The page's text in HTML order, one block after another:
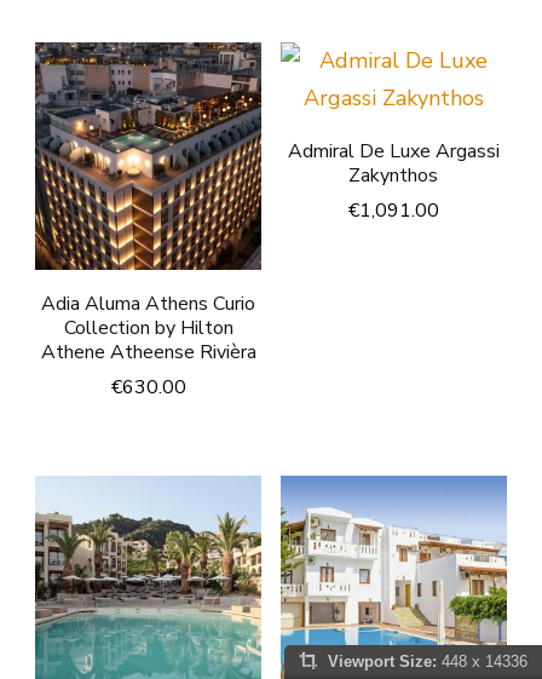
Adia Aluma Athens Curio
Collection by Hilton
Athene Atheense Rivièra
€630.00
Admiral De Luxe Argassi
Zakynthos
€1,091.00
Viewport Size: 448 x 14336